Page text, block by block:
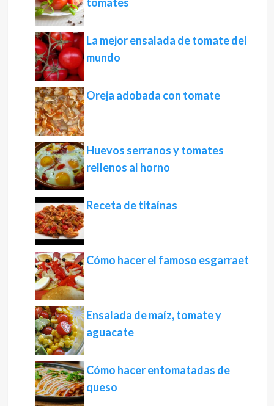
La mejor ensalada de tomate del
mundo
Oreja adobada con tomate
Huevos serranos y tomates
rellenos al horno
Receta de titaínas
Cómo hacer el famoso esgarraet
Ensalada de maíz, tomate y
aguacate
Cómo hacer entomatadas de
queso